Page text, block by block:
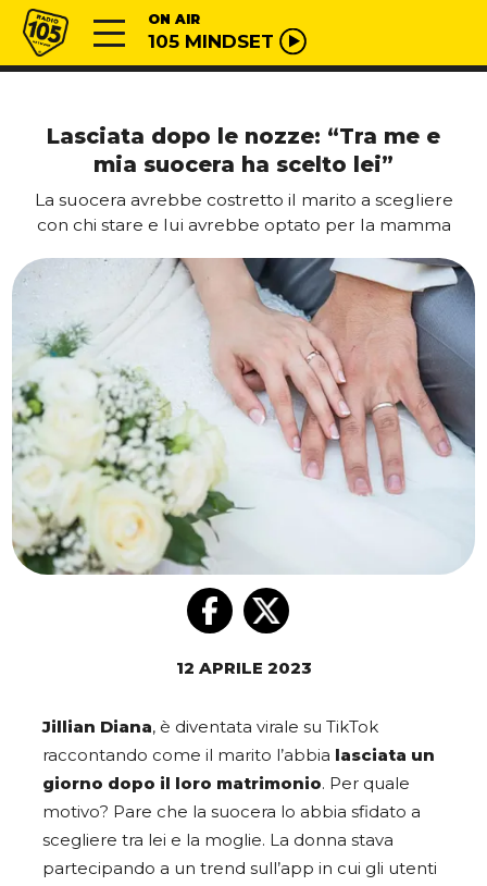
Vai al contenuto
Radio 105 ON AIR
105 MINDSET
Lasciata dopo le nozze: “Tra me e
mia suocera ha scelto lei”
La suocera avrebbe costretto il marito a scegliere
con chi stare e lui avrebbe optato per la mamma
12 APRILE 2023
Jillian Diana, è diventata virale su TikTok
raccontando come il marito l’abbia
lasciata un
giorno dopo il loro matrimonio. Per quale
motivo? Pare che la suocera lo abbia sfidato a
scegliere tra lei e la moglie. La donna stava
partecipando a un trend sull’app in cui gli utenti